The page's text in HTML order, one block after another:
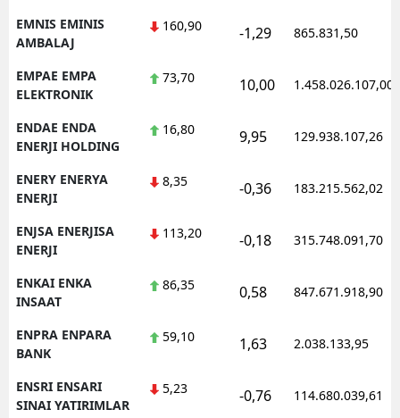
EMNIS EMINIS
AMBALAJ
160,90 -1,29 865.831,50
EMPAE EMPA
ELEKTRONIK
73,70 10,00 1.458.026.107,00
ENDAE ENDA
ENERJI HOLDING
16,80 9,95 129.938.107,26
ENERY ENERYA
ENERJI
8,35 -0,36 183.215.562,02
ENJSA ENERJISA
ENERJI
113,20 -0,18 315.748.091,70
ENKAI ENKA
INSAAT
86,35 0,58 847.671.918,90
ENPRA ENPARA
BANK
59,10 1,63 2.038.133,95
ENSRI ENSARI
SINAI YATIRIMLAR
5,23 -0,76 114.680.039,61